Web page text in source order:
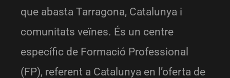
que abasta Tarragona, Catalunya i
comunitats veïnes. És un centre
específic de Formació Professional
(FP), referent a Catalunya en l’oferta de